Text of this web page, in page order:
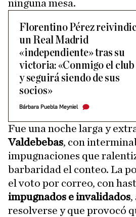
ninguna mesa.
Florentino Pérez
un Real Madrid
«independiente» tras su
victoria: «Conmigo el club
y seguirá siendo de sus
socios»
Bárbara Puebla Meyniel
Fue una noche larga y
Valdebebas, con
impugnaciones que
barbaridad el conteo. La
el voto por correo, con
impugnados e invalidados,
resolverse y que provocó